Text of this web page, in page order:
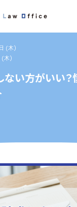
(木)
(木)
い方がいい？